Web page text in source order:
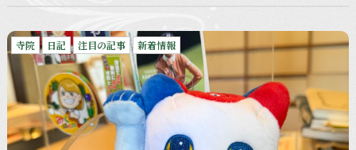
寺院 日記 注目の記事 新着情報